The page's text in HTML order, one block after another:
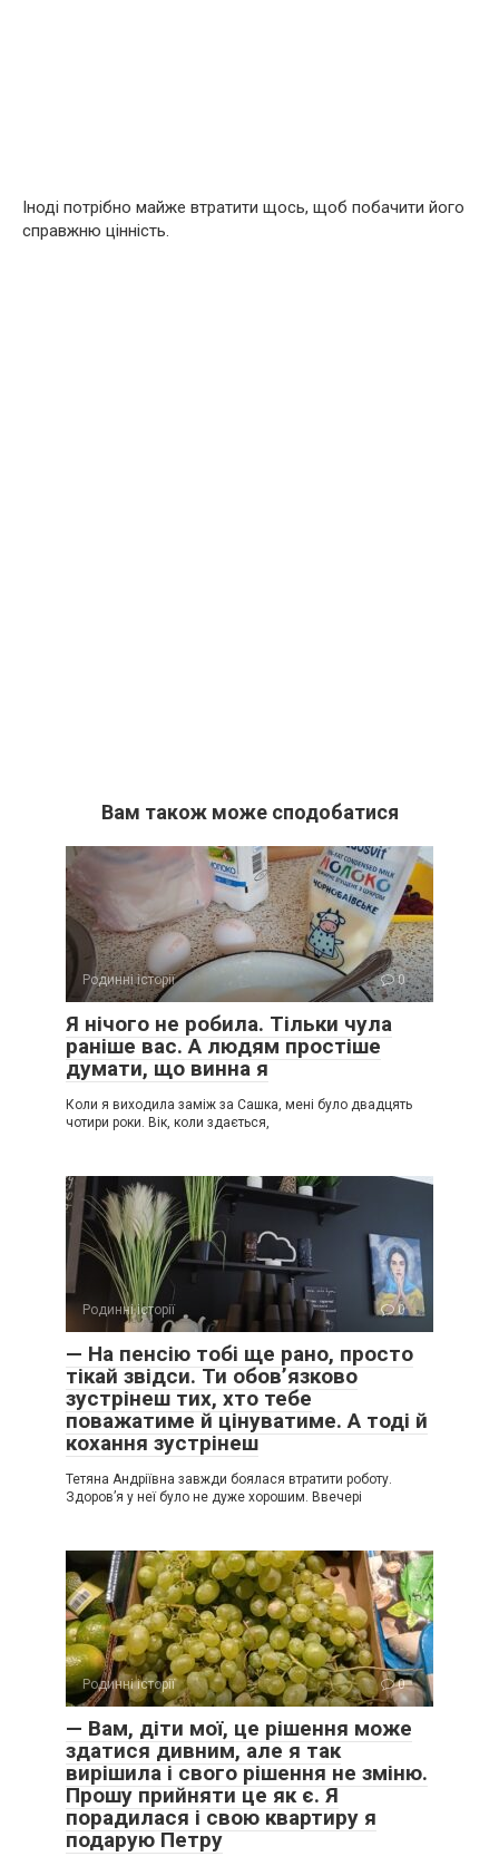
Іноді потрібно майже втратити щось, щоб побачити його
справжню цінність.
Вам також може сподобатися
Родинні історії 0
Я нічого не робила. Тільки чула
раніше вас. А людям простіше
думати, що винна я
Коли я виходила заміж за Сашка, мені було двадцять
чотири роки. Вік, коли здається,
Родинні історії 0
— На пенсію тобі ще рано, просто
тікай звідси. Ти обов’язково
зустрінеш тих, хто тебе
поважатиме й цінуватиме. А тоді й
кохання зустрінеш
Тетяна Андріївна завжди боялася втратити роботу.
Здоров’я у неї було не дуже хорошим. Ввечері
Родинні історії 0
— Вам, діти мої, це рішення може
здатися дивним, але я так
вирішила і свого рішення не зміню.
Прошу прийняти це як є. Я
порадилася і свою квартиру я
подарую Петру